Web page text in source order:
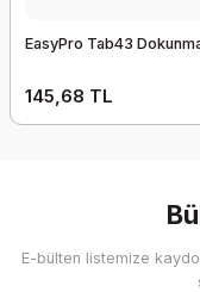
EasyPro Tab43
145,68 TL
E-bülten listemize